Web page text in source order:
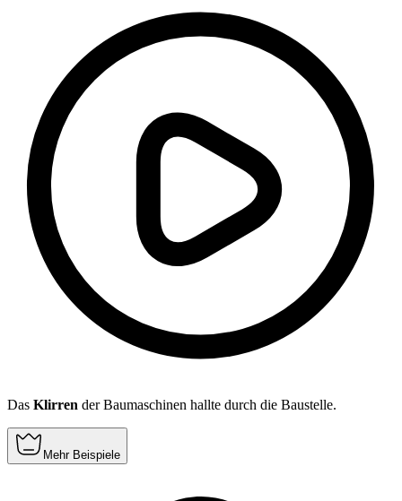
Das Klirren der Baumaschinen hallte durch die Baustelle.
Mehr Beispiele